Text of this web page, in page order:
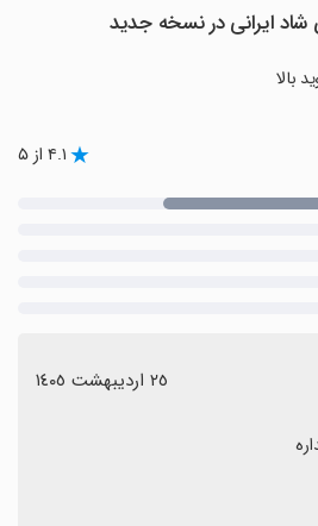
شاد ایرانی در نسخه جدید
بالا
۴.۱ از ۵
٢٥ اردیبهشت ١٤٠٥